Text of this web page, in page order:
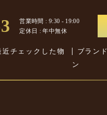
営業時間 : 9:30 - 19:00
定休日 : 年中無休
近チェックした物
ブラン
ン